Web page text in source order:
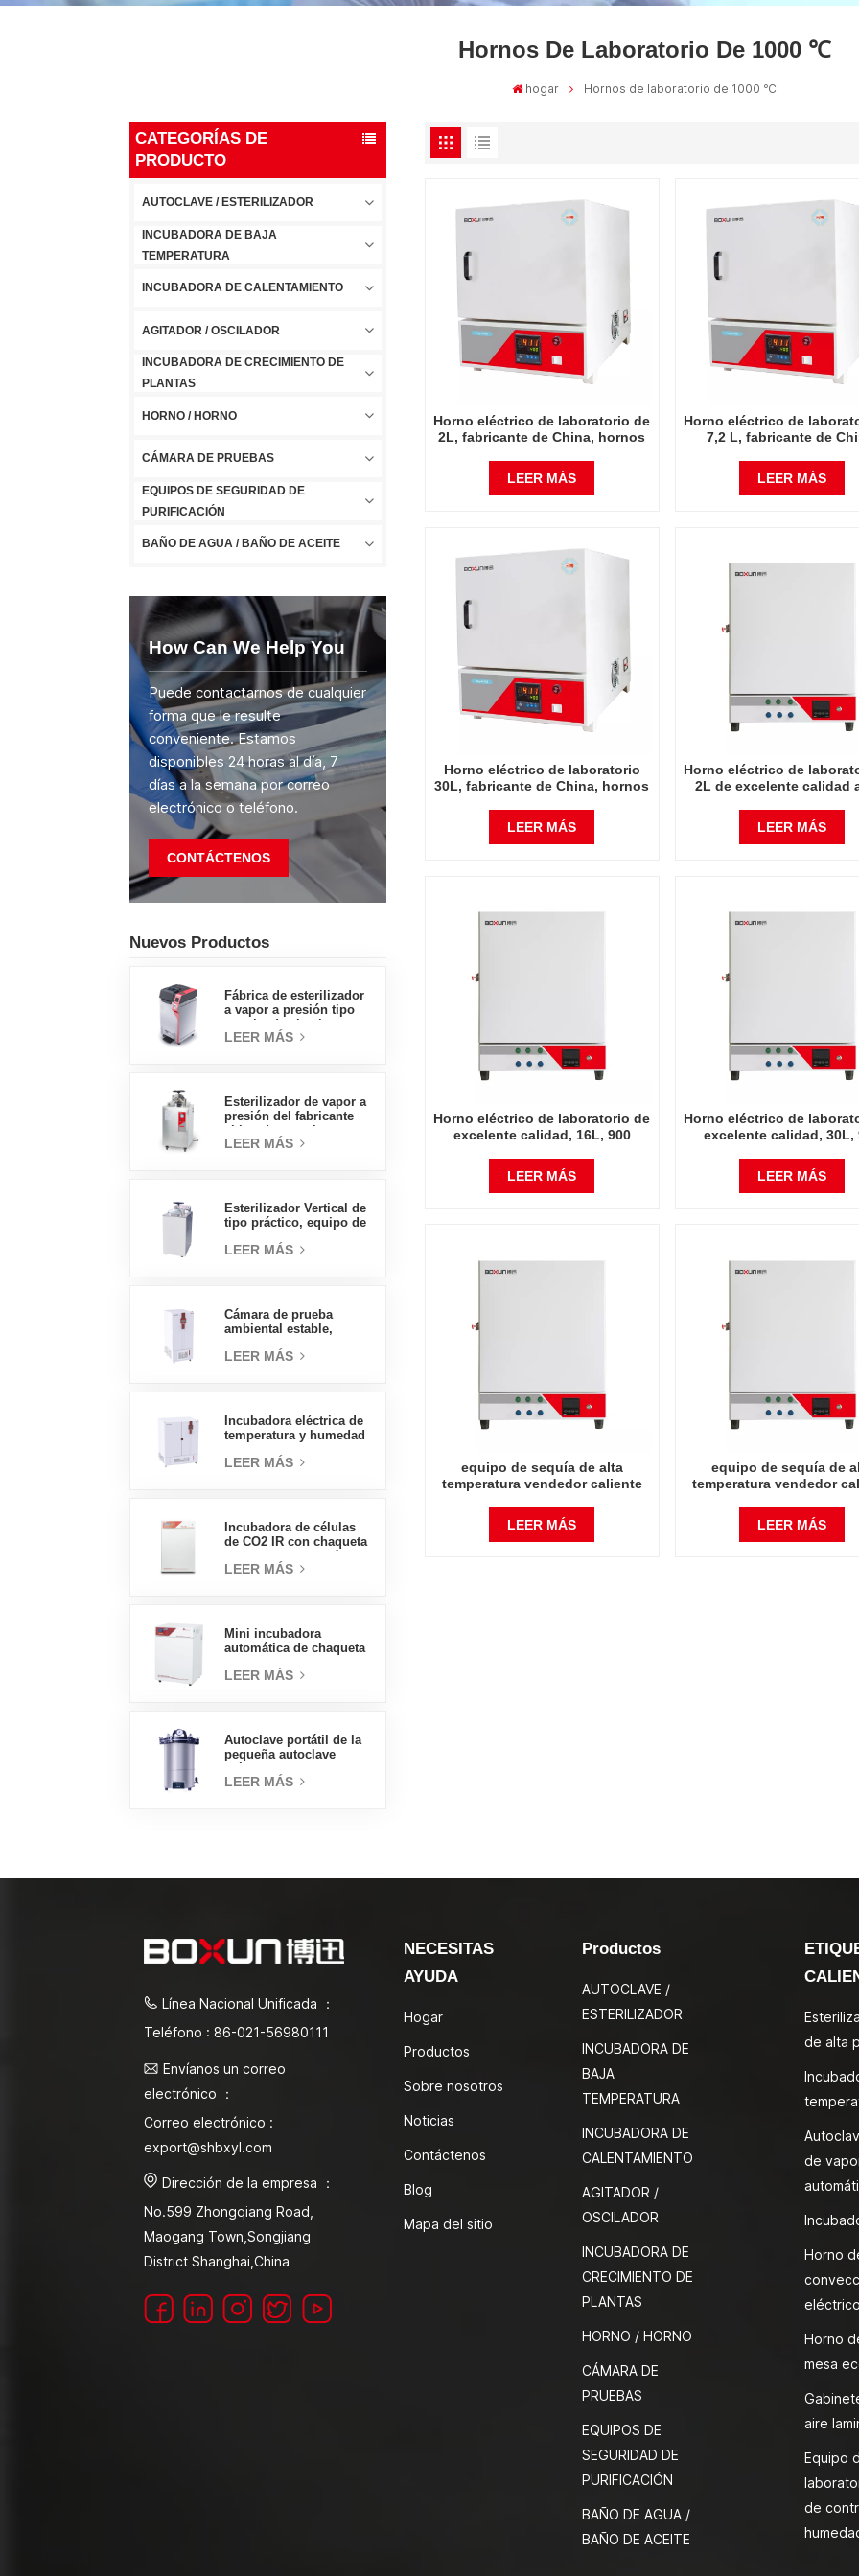
Hornos De Laboratorio De 1000 ℃
hogar Hornos de laboratorio de 1000 ℃
CATEGORÍAS DE
PRODUCTO
AUTOCLAVE / ESTERILIZADOR
INCUBADORA DE BAJA
TEMPERATURA
INCUBADORA DE CALENTAMIENTO
AGITADOR / OSCILADOR
INCUBADORA DE CRECIMIENTO DE
PLANTAS
HORNO / HORNO
CÁMARA DE PRUEBAS
EQUIPOS DE SEGURIDAD DE
PURIFICACIÓN
BAÑO DE AGUA / BAÑO DE ACEITE
How Can We Help You
Puede contactarnos de cualquier
forma que le resulte
conveniente. Estamos
disponibles 24 horas al día, 7
días a la semana por correo
electrónico o teléfono.
CONTÁCTENOS
Nuevos Productos
Fábrica de esterilizador
a vapor a presión tipo
pedal tipo insignia de
LEER MÁS
Esterilizador de vapor a
presión del fabricante
vertical de tipo
LEER MÁS
Esterilizador Vertical de
tipo práctico, equipo de
Vertical, esterilizador de
LEER MÁS
Cámara de prueba
ambiental estable,
laboratorio, precio al
LEER MÁS
Incubadora eléctrica de
temperatura y humedad
suministros de
LEER MÁS
Incubadora de células
de CO2 IR con chaqueta
160L Incubadoras
LEER MÁS
Mini incubadora
automática de chaqueta
laboratorio, tipo
LEER MÁS
Autoclave portátil de la
pequeña autoclave
de vapor 18L
LEER MÁS
Horno eléctrico de laboratorio de
2L, fabricante de China, hornos
grados Celsius
LEER MÁS
Horno eléctrico de
7,2 L, fabricante de
de 900 grados Celsius
LEER MÁS
Horno eléctrico de laboratorio
30L, fabricante de China, hornos
grados Celsius
LEER MÁS
Horno eléctrico de
2L de excelente calidad
LEER MÁS
Horno eléctrico de laboratorio de
excelente calidad, 16L, 900
LEER MÁS
Horno eléctrico de
excelente calidad, 30L,
LEER MÁS
equipo de sequía de alta
temperatura vendedor caliente
centígrados
LEER MÁS
equipo de sequía de
temperatura vendedor
centígrados
LEER MÁS
Línea Nacional Unificada ：
Teléfono : 86-021-56980111
Envíanos un correo
electrónico ：
Correo electrónico :
export@shbxyl.com
Dirección de la empresa ：
No.599 Zhongqiang Road,
Maogang Town,Songjiang
District Shanghai,China
NECESITAS
AYUDA
Hogar
Productos
Sobre nosotros
Noticias
Contáctenos
Blog
Mapa del sitio
Productos
AUTOCLAVE /
ESTERILIZADOR
INCUBADORA DE
BAJA
TEMPERATURA
INCUBADORA DE
CALENTAMIENTO
AGITADOR /
OSCILADOR
INCUBADORA DE
CRECIMIENTO DE
PLANTAS
HORNO / HORNO
CÁMARA DE
PRUEBAS
EQUIPOS DE
SEGURIDAD DE
PURIFICACIÓN
BAÑO DE AGUA /
BAÑO DE ACEITE
de alta
de
Horno
eléctrico
Horno
mesa
aire
Equipo
de